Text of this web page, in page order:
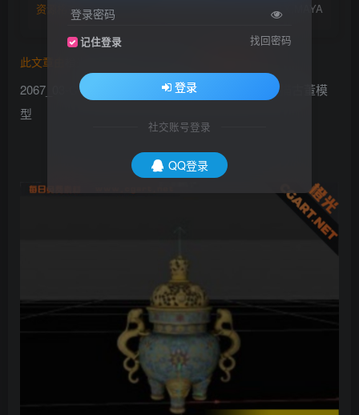
资源格式： FBX,OBJ,C4D,Blender,MAX,MAYA
此文章由
2067_03-C4D中国古代文物带盖镂空香炉模型_扫描古董模
型
登录密码
记住登录 找回密码
登录
社交账号登录
QQ登录